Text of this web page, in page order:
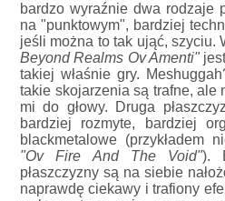
bardzo wyraźnie dwa rodzaje
na "punktowym", bardziej
jeśli można to tak ująć, szyciu.
Beyond Realms Ov Amenti"jest
takiej właśnie gry.
takie skojarzenia są trafne, ale
mi do głowy. Druga
bardziej rozmyte, bardziej
blackmetalowe (przykładem
"Ov Fire And The Void").
płaszczyzny są na siebie
naprawdę ciekawy i trafiony